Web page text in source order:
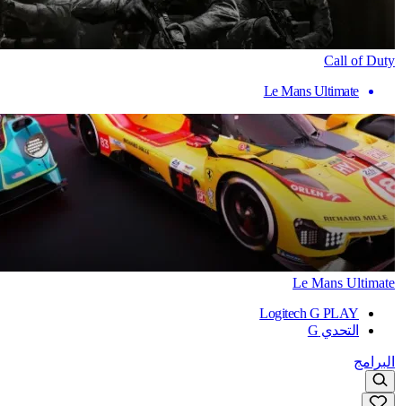
Call of Duty
Le Mans Ultimate
Le Mans Ultimate
Logitech G PLAY
التحدي G
البرامج